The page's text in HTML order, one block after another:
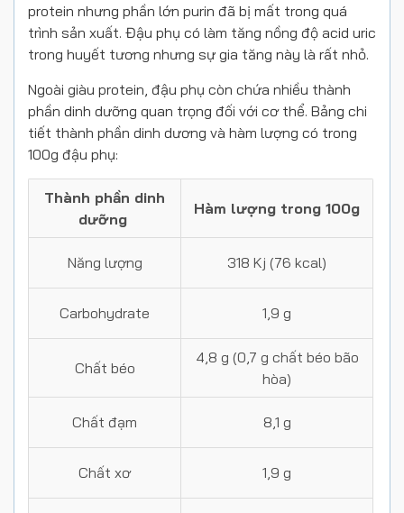
protein nhưng phần lớn purin đã bị mất trong quá
trình sản xuất. Đậu phụ có làm tăng nồng độ acid uric
trong huyết tương nhưng sự gia tăng này là rất nhỏ.
Ngoài giàu protein, đậu phụ còn chứa nhiều thành
phần dinh dưỡng quan trọng đối với cơ thể. Bảng chi
tiết thành phần dinh dương và hàm lượng có trong
100g đậu phụ:
Thành phần dinh
dưỡng
Hàm lượng trong 100g
Năng lượng 318 Kj (76 kcal)
Carbohydrate 1,9 g
Chất béo
4,8 g (0,7 g chất béo bão
hòa)
Chất đạm 8,1 g
Chất xơ 1,9 g